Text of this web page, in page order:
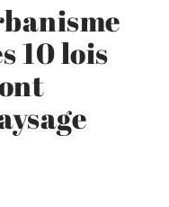
10 lois